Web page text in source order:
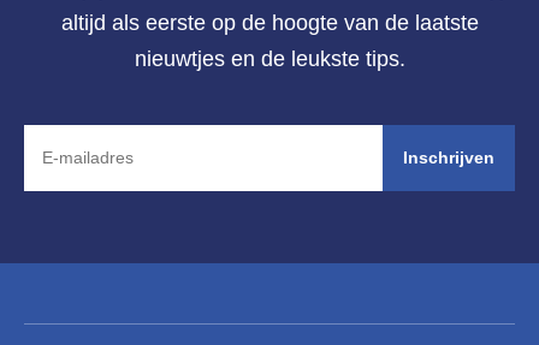
altijd als eerste op de hoogte van de laatste
nieuwtjes en de leukste tips.
Inschrijven